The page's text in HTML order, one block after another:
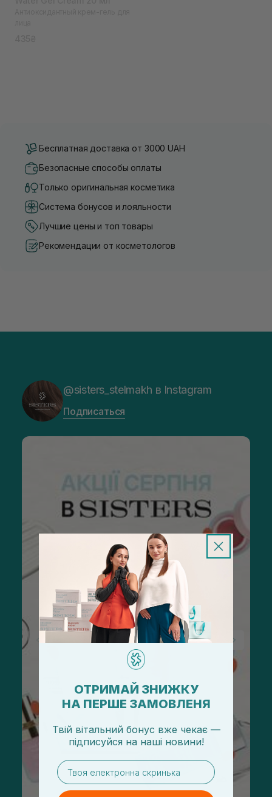
Бесплатная доставка от 3000 UAH
Безопасные способы оплаты
Только оригинальная косметика
Система бонусов и лояльности
Лучшие цены и топ товары
Рекомендации от косметологов
@sisters_stelmakh в Instagram
Подписаться
ОТРИМАЙ ЗНИЖКУ
НА ПЕРШЕ ЗАМОВЛЕНЯ
Твій вітальний бонус вже чекає —
підписуйся на наші новини!
email